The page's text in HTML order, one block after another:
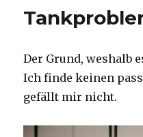
Der Grund, weshalb
Ich finde keinen
gefällt mir nicht.